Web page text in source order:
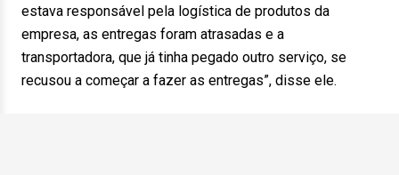
estava responsável pela logística de produtos da
empresa, as entregas foram atrasadas e a
transportadora, que já tinha pegado outro serviço, se
recusou a começar a fazer as entregas”, disse ele.